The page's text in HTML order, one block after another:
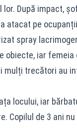
După impact,
atacat pe
spray
iar
mulți trecători au
locului, iar
Copilul de 3 ani